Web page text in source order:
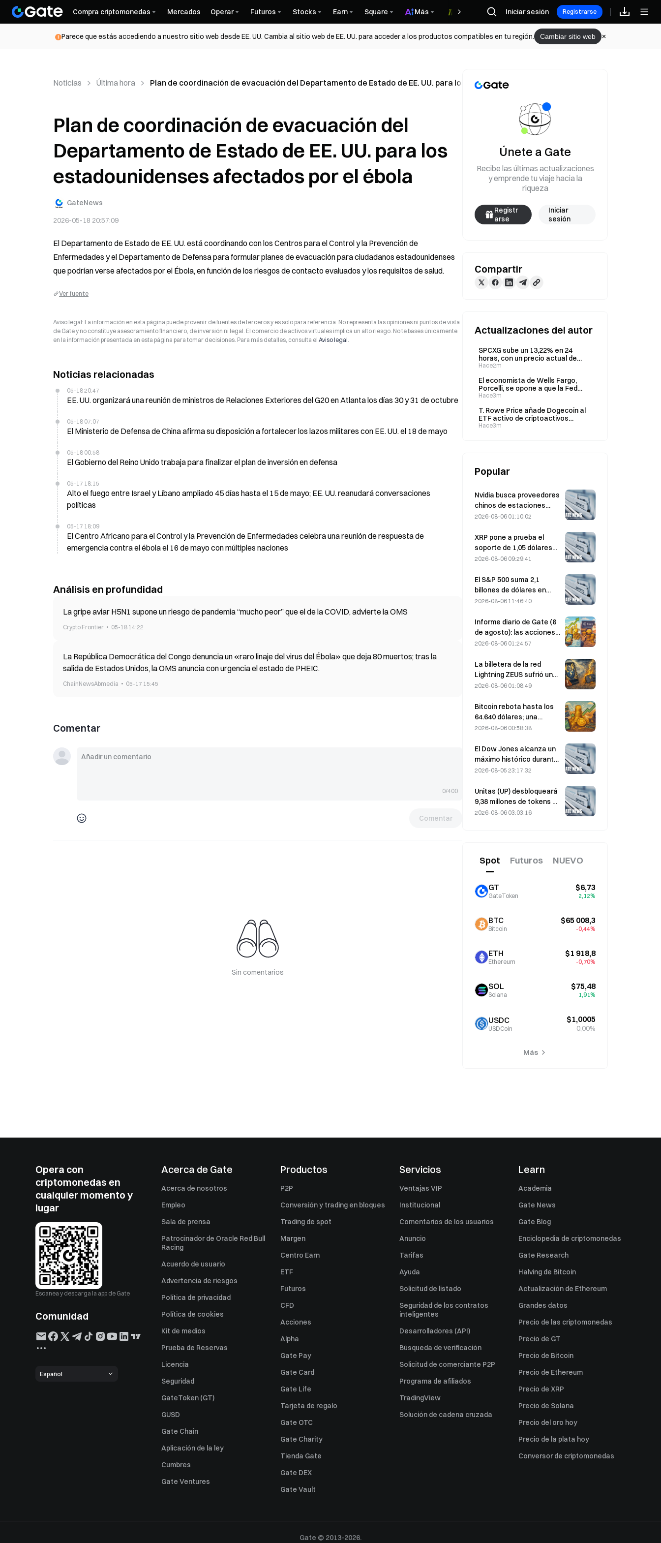
Compra criptomonedas Mercados Operar Futuros Stocks Earn Square Más Recompensas
Iniciar sesión Registrarse
Parece que estás accediendo a nuestro sitio web desde EE. UU. Cambia al sitio web de EE. UU. para acceder a los productos compatibles en tu región. Cambiar sitio web
Noticias Última hora Plan de coordinación de evacuación del Departamento de Estado de EE. UU. para los estadounidenses afectados por el ébola
Plan de coordinación de evacuación del
Departamento de Estado de EE. UU. para los
estadounidenses afectados por el ébola
GateNews
2026-05-18 20:57:09
El Departamento de Estado de EE. UU. está coordinando con los Centros para el Control y la Prevención de
Enfermedades y el Departamento de Defensa para formular planes de evacuación para ciudadanos estadounidenses
que podrían verse afectados por el Ébola, en función de los riesgos de contacto evaluados y los requisitos de salud.
Ver fuente
Aviso legal: La información en esta página puede provenir de fuentes de terceros y es solo para referencia. No representa las opiniones ni puntos de vista
de Gate y no constituye asesoramiento financiero, de inversión ni legal. El comercio de activos virtuales implica un alto riesgo. No te bases únicamente
en la información presentada en esta página para tomar decisiones. Para más detalles, consulta el Aviso legal.
Noticias relacionadas
05-18 20:47
EE. UU. organizará una reunión de ministros de Relaciones Exteriores del G20 en Atlanta los días 30 y 31 de octubre
05-18 07:07
El Ministerio de Defensa de China afirma su disposición a fortalecer los lazos militares con EE. UU. el 18 de mayo
05-18 00:58
El Gobierno del Reino Unido trabaja para finalizar el plan de inversión en defensa
05-17 18:15
Alto el fuego entre Israel y Líbano ampliado 45 días hasta el 15 de mayo; EE. UU. reanudará conversaciones
políticas
05-17 18:09
El Centro Africano para el Control y la Prevención de Enfermedades celebra una reunión de respuesta de
emergencia contra el ébola el 16 de mayo con múltiples naciones
Análisis en profundidad
La gripe aviar H5N1 supone un riesgo de pandemia “mucho peor” que el de la COVID, advierte la OMS
Crypto Frontier 05-18 14:22
La República Democrática del Congo denuncia un «raro linaje del virus del Ébola» que deja 80 muertos; tras la
salida de Estados Unidos, la OMS anuncia con urgencia el estado de PHEIC.
ChainNewsAbmedia 05-17 15:45
Comentar
0/400
Comentar
Sin comentarios
Únete a Gate
Recibe las últimas actualizaciones
y emprende tu viaje hacia la
riqueza
Registr
arse
Iniciar
sesión
Compartir
Actualizaciones del autor
SPCXG sube un 13,22% en 24
horas, con un precio actual de
133,22 USDT
Hace2m
El economista de Wells Fargo,
Porcelli, se opone a que la Fed
suba los tipos hasta 2026 debido
Hace3m
T. Rowe Price añade Dogecoin al
ETF activo de criptoactivos
(TKNZ), con una asignación del
Hace3m
Popular
Nvidia busca proveedores
chinos de estaciones
base de IA para el
2026-08-06 01:10:02
XRP pone a prueba el
soporte de 1,05 dólares
mientras Ethereum se
con un volumen bajo
2026-08-06 09:29:41
El S&P 500 suma 2,1
billones de dólares en
agosto y sube un 3,12 %,
solo un 2 %.
2026-08-06 11:46:40
Informe diario de Gate (6
de agosto): las acciones
preferentes STRC de
fuerza; Block eleva sus
previsiones de resultados
para todo 2026
2026-08-06 01:24:57
La billetera de la red
Lightning ZEUS sufrió un
ataque y está
servicio; el equipo oficial
afirma que los fondos de
los usuarios no se han
2026-08-06 01:08:49
Bitcoin rebota hasta los
64.640 dólares; una
vulnerabilidad de Coldcard
a máximos de tres meses
2026-08-06 00:58:38
El Dow Jones alcanza un
máximo histórico durante
la noche y extiende su
inversión en IA impulsa las
ganancias
2026-08-05 23:17:32
Unitas (UP) desbloqueará
9,38 millones de tokens el
13 de agosto, por valor de
2026-08-06 03:03:16
Spot Futuros NUEVO
GT
GateToken
$6,73
2,12%
BTC
Bitcoin
$65 008,3
-0,44%
ETH
Ethereum
$1 918,8
-0,70%
SOL
Solana
$75,48
1,91%
USDC
USDCoin
$1,0005
0,00%
Más
Opera con
criptomonedas en
cualquier momento y
lugar
Escanea y descarga la app de Gate
Comunidad
Español
Acerca de Gate
Acerca de nosotros
Empleo
Sala de prensa
Patrocinador de Oracle Red Bull
Racing
Acuerdo de usuario
Advertencia de riesgos
Política de privacidad
Política de cookies
Kit de medios
Prueba de Reservas
Licencia
Seguridad
GateToken (GT)
GUSD
Gate Chain
Aplicación de la ley
Cumbres
Gate Ventures
Productos
P2P
Conversión y trading en bloques
Trading de spot
Margen
Centro Earn
ETF
Futuros
CFD
Acciones
Alpha
Gate Pay
Gate Card
Gate Life
Tarjeta de regalo
Gate OTC
Gate Charity
Tienda Gate
Gate DEX
Gate Vault
Servicios
Ventajas VIP
Institucional
Comentarios de los usuarios
Anuncio
Tarifas
Ayuda
Solicitud de listado
Seguridad de los contratos
inteligentes
Desarrolladores (API)
Búsqueda de verificación
Solicitud de comerciante P2P
Programa de afiliados
TradingView
Solución de cadena cruzada
Learn
Academia
Gate News
Gate Blog
Enciclopedia de criptomonedas
Gate Research
Halving de Bitcoin
Actualización de Ethereum
Grandes datos
Precio de las criptomonedas
Precio de GT
Precio de Bitcoin
Precio de Ethereum
Precio de XRP
Precio de Solana
Precio del oro hoy
Precio de la plata hoy
Conversor de criptomonedas
Gate © 2013-2026.